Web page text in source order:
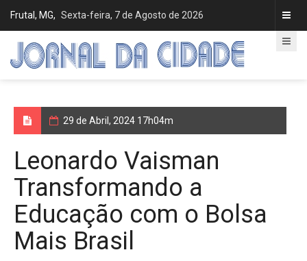
Frutal, MG, Sexta-feira, 7 de Agosto de 2026
29 de Abril, 2024 17h04m
Leonardo Vaisman
Transformando a
Educação com o Bolsa
Mais Brasil